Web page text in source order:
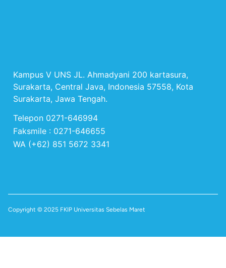
Kampus V UNS JL. Ahmadyani 200 kartasura,
Surakarta, Central Java, Indonesia 57558, Kota
Surakarta, Jawa Tengah.
Telepon 0271-646994
Faksmile : 0271-646655
WA (+62) 851 5672 3341
Copyright © 2025 FKIP Universitas Sebelas Maret